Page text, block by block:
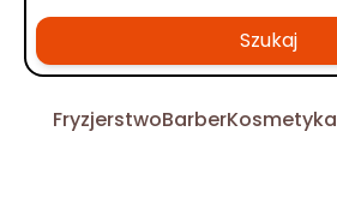
Szukaj
FryzjerstwoBarberKosmetyka